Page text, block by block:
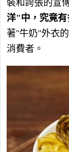
裝和誇張的宣
洋"中，究竟有
著"牛奶"外衣
消費者。